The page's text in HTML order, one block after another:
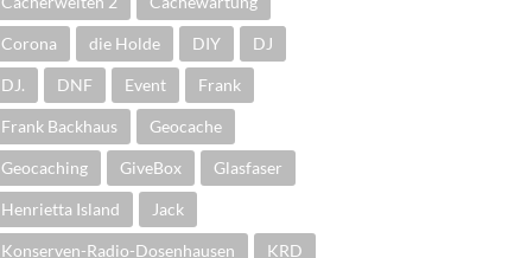
Corona die Holde DIY DJ
DJ. DNF Event Frank
Frank Backhaus Geocache
Geocaching GiveBox Glasfaser
Henrietta Island Jack
Konserven-Radio-Dosenhausen KRD